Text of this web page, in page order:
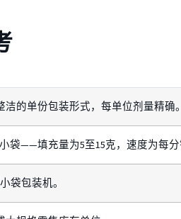
的单份包装形式，每单位剂量精确。
——填充量为5至15克，速度为每分
袋包装机。